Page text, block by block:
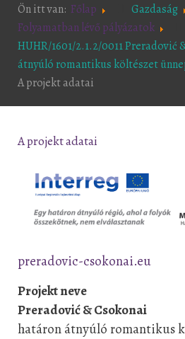
Ön itt van: Főlap
Gazdaság
Folyamatban lévő pályázatok
HUHR/1601/2.1.2/0011 Preradović
átnyúló romantikus költészet
A projekt adatai
A projekt adatai
preradovic-csokonai.eu
Projekt neve
Preradović & Csokonai
határon átnyúló romantikus